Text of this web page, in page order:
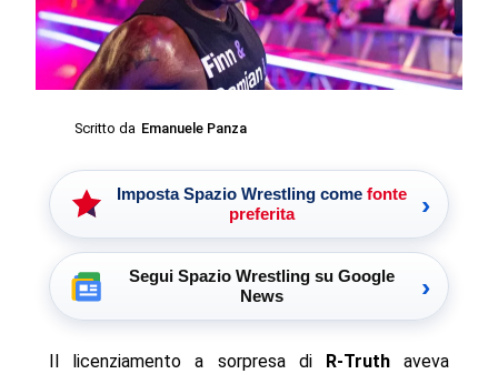
Scritto da Emanuele Panza
Imposta Spazio Wrestling come fonte
preferita
›
Segui Spazio Wrestling su Google
News
›
Il licenziamento a sorpresa di R-Truthaveva